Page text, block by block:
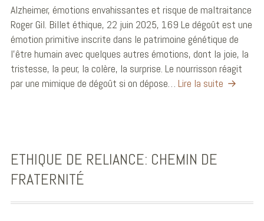
Alzheimer, émotions envahissantes et risque de maltraitance
Roger Gil. Billet éthique, 22 juin 2025, 169 Le dégoût est une
émotion primitive inscrite dans le patrimoine génétique de
l’être humain avec quelques autres émotions, dont la joie, la
tristesse, la peur, la colère, la surprise. Le nourrisson réagit
par une mimique de dégoût si on dépose… Lire la suite
ETHIQUE DE RELIANCE: CHEMIN DE
FRATERNITÉ